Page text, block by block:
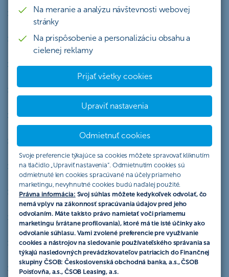
Na meranie a analýzu návštevnosti webovej
stránky
Na prispôsobenie a personalizáciu obsahu a
cielenej reklamy
Prijať všetky cookies
Upraviť nastavenia
Odmietnuť cookies
Svoje preferencie týkajúce sa cookies môžete spravovať kliknutím
na tlačidlo „Upraviť nastavenia“. Odmietnutím cookies sú
odmietnuté len cookies spracúvané na účely priameho
marketingu, nevyhnutné cookies budú naďalej použité.
Právna informácia: Svoj súhlas môžete kedykoľvek odvolať, čo
nemá vplyv na zákonnosť spracúvania údajov pred jeho
odvolaním. Máte takisto právo namietať voči priamemu
marketingu (vrátane profilovania), ktoré má tie isté účinky ako
odvolanie súhlasu. Vami zvolené preferencie pre využívanie
cookies a nástrojov na sledovanie používateľského správania sa
týkajú nasledovných prevádzkovateľov patriacich do Finančnej
skupiny ČSOB: Československá obchodná banka, a.s., ČSOB
Poisťovňa, a.s., ČSOB Leasing, a.s.
Štatút akcie „Veľký týždeň malých firiem so zvýhodneným
Štatút akcie „Vrátenie 1 až 4 anuitných splátok pri
Štatút akcie „Odmena za energetický certifikát - platí pre
Štatút akcie: „Zľavnený vstup do letiskového salónika v
Štatút - ČSOB - „Zmiešané fondy bez vstupných poplatkov
Štatút - ČSOB - Leasing so smart odmenou
Štatút akcie „Bezplatný vstup do letiskového salónika v sieti
Štatút akcie Staňte sa súčasťou ČSOB banky IV
Štatút akcie „Odporúčate byť smart? IV“
Štatút Peniaze späť s platobnou kartou VISA Business
Štatút súťaže „Peniaze späť s platobnou kartou VISA“